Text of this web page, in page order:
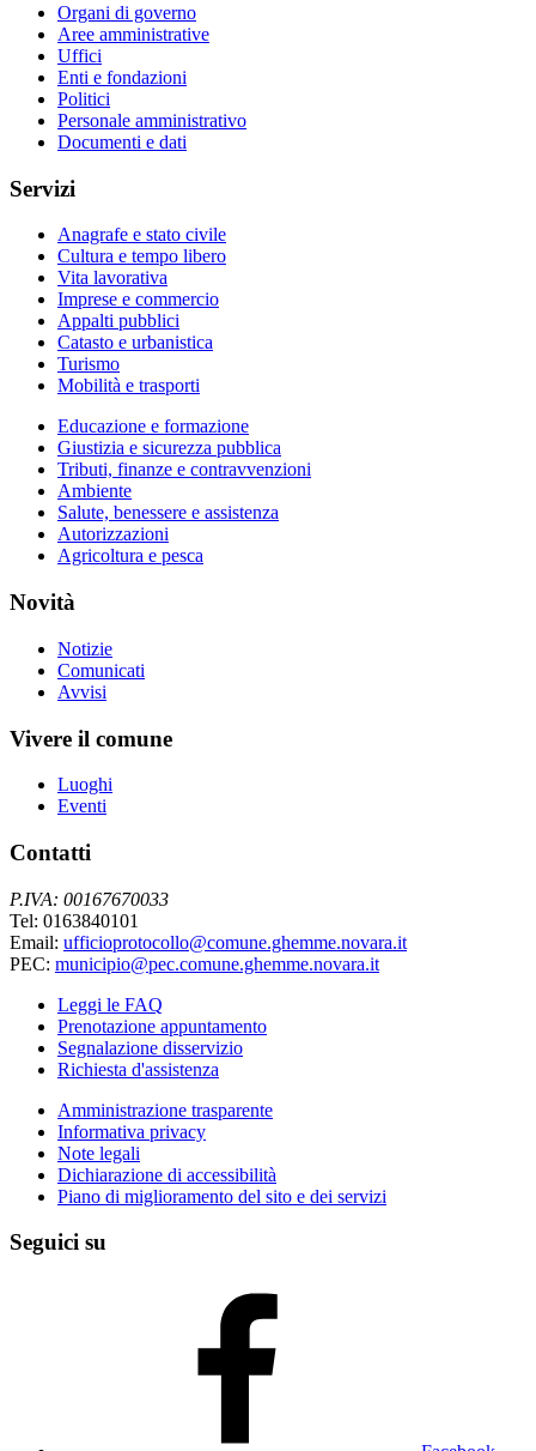
Organi di governo
Aree amministrative
Uffici
Enti e fondazioni
Politici
Personale amministrativo
Documenti e dati
Servizi
Anagrafe e stato civile
Cultura e tempo libero
Vita lavorativa
Imprese e commercio
Appalti pubblici
Catasto e urbanistica
Turismo
Mobilità e trasporti
Educazione e formazione
Giustizia e sicurezza pubblica
Tributi, finanze e contravvenzioni
Ambiente
Salute, benessere e assistenza
Autorizzazioni
Agricoltura e pesca
Novità
Notizie
Comunicati
Avvisi
Vivere il comune
Luoghi
Eventi
Contatti
P.IVA: 00167670033
Tel: 0163840101
Email: ufficioprotocollo@comune.ghemme.novara.it
PEC: municipio@pec.comune.ghemme.novara.it
Leggi le FAQ
Prenotazione appuntamento
Segnalazione disservizio
Richiesta d'assistenza
Amministrazione trasparente
Informativa privacy
Note legali
Dichiarazione di accessibilità
Piano di miglioramento del sito e dei servizi
Seguici su